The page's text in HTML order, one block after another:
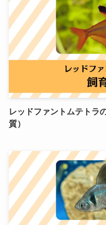
レッドファントムテトラ
質）